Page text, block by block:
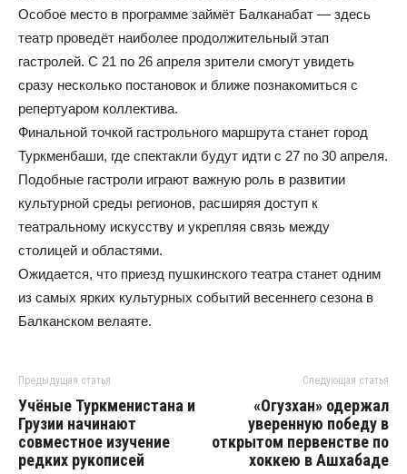
Особое место в программе займёт Балканабат — здесь
театр проведёт наиболее продолжительный этап
гастролей. С 21 по 26 апреля зрители смогут увидеть
сразу несколько постановок и ближе познакомиться с
репертуаром коллектива.
Финальной точкой гастрольного маршрута станет город
Туркменбаши, где спектакли будут идти с 27 по 30 апреля.
Подобные гастроли играют важную роль в развитии
культурной среды регионов, расширяя доступ к
театральному искусству и укрепляя связь между
столицей и областями.
Ожидается, что приезд пушкинского театра станет одним
из самых ярких культурных событий весеннего сезона в
Балканском велаяте.
Предыдущая статья
Учёные Туркменистана и
Грузии начинают
совместное изучение
редких рукописей
Следующая статья
«Огузхан» одержал
уверенную победу в
открытом первенстве по
хоккею в Ашхабаде